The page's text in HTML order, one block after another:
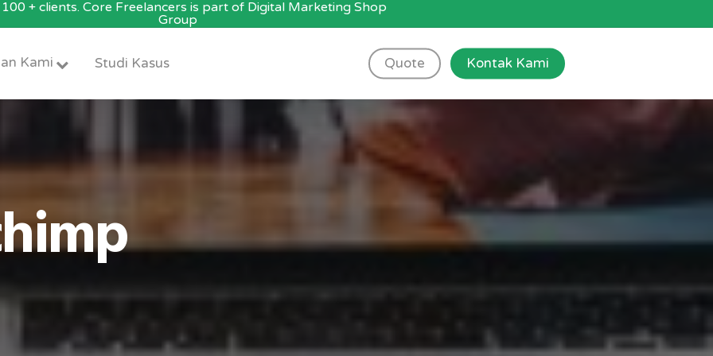
+ clients. Core Freelancers is part of Digital Marketing Shop
Group
Kami Studi Kasus Quote Kontak Kami